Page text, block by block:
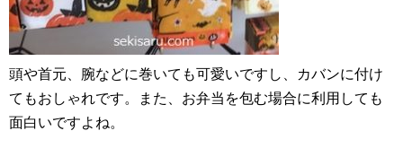
頭や首元、腕などに巻いても可愛いですし、カバンに付け
てもおしゃれです。また、お弁当を包む場合に利用しても
面白いですよね。